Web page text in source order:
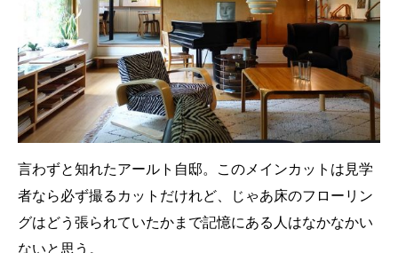
言わずと知れたアールト自邸。このメインカットは見学
者なら必ず撮るカットだけれど、じゃあ床のフローリン
グはどう張られていたかまで記憶にある人はなかなかい
ないと思う。